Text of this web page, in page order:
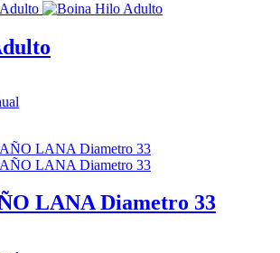
LANA Diametro 33